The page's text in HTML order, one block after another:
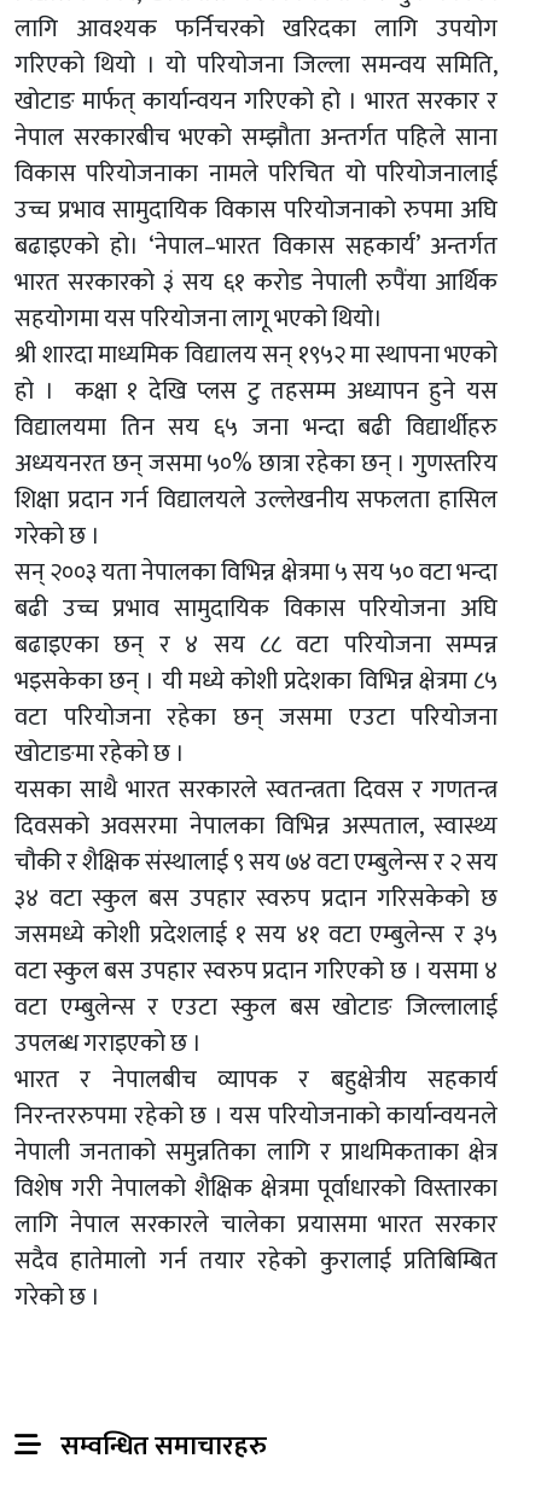
लागि आवश्यक फर्निचरको खरिदका लागि उपयोग
गरिएको थियो । यो परियोजना जिल्ला समन्वय समिति,
खोटाङ मार्फत् कार्यान्वयन गरिएको हो । भारत सरकार र
नेपाल सरकारबीच भएको सम्झौता अन्तर्गत पहिले साना
विकास परियोजनाका नामले परिचित यो परियोजनालाई
उच्च प्रभाव सामुदायिक विकास परियोजनाको रुपमा अघि
बढाइएको हो। ‘नेपाल–भारत विकास सहकार्य’ अन्तर्गत
भारत सरकारको ३ं सय ६१ करोड नेपाली रुपैंया आर्थिक
सहयोगमा यस परियोजना लागू भएको थियो।
श्री शारदा माध्यमिक विद्यालय सन् १९५२ मा स्थापना भएको
हो । कक्षा १ देखि प्लस टु तहसम्म अध्यापन हुने यस
विद्यालयमा तिन सय ६५ जना भन्दा बढी विद्यार्थीहरु
अध्ययनरत छन् जसमा ५०% छात्रा रहेका छन् । गुणस्तरिय
शिक्षा प्रदान गर्न विद्यालयले उल्लेखनीय सफलता हासिल
गरेको छ ।
सन् २००३ यता नेपालका विभिन्न क्षेत्रमा ५ सय ५० वटा भन्दा
बढी उच्च प्रभाव सामुदायिक विकास परियोजना अघि
बढाइएका छन् र ४ सय ८८ वटा परियोजना सम्पन्न
भइसकेका छन् । यी मध्ये कोशी प्रदेशका विभिन्न क्षेत्रमा ८५
वटा परियोजना रहेका छन् जसमा एउटा परियोजना
खोटाङमा रहेको छ ।
यसका साथै भारत सरकारले स्वतन्त्रता दिवस र गणतन्त्र
दिवसको अवसरमा नेपालका विभिन्न अस्पताल, स्वास्थ्य
चौकी र शैक्षिक संस्थालाई ९ सय ७४ वटा एम्बुलेन्स र २ सय
३४ वटा स्कुल बस उपहार स्वरुप प्रदान गरिसकेको छ
जसमध्ये कोशी प्रदेशलाई १ सय ४१ वटा एम्बुलेन्स र ३५
वटा स्कुल बस उपहार स्वरुप प्रदान गरिएको छ । यसमा ४
वटा एम्बुलेन्स र एउटा स्कुल बस खोटाङ जिल्लालाई
उपलब्ध गराइएको छ ।
भारत र नेपालबीच व्यापक र बहुक्षेत्रीय सहकार्य
निरन्तररुपमा रहेको छ । यस परियोजनाको कार्यान्वयनले
नेपाली जनताको समुन्नतिका लागि र प्राथमिकताका क्षेत्र
विशेष गरी नेपालको शैक्षिक क्षेत्रमा पूर्वाधारको विस्तारका
लागि नेपाल सरकारले चालेका प्रयासमा भारत सरकार
सदैव हातेमालो गर्न तयार रहेको कुरालाई प्रतिबिम्बित
गरेको छ ।
सम्वन्धित समाचारहरु